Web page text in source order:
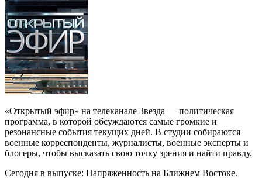
«Открытый эфир» на телеканале Звезда — политическая
программа, в которой обсуждаются самые громкие и
резонансные события текущих дней. В студии собираются
военные корреспонденты, журналисты, военные эксперты и
блогеры, чтобы высказать свою точку зрения и найти правду.
Сегодня в выпуске: Напряженность на Ближнем Востоке.